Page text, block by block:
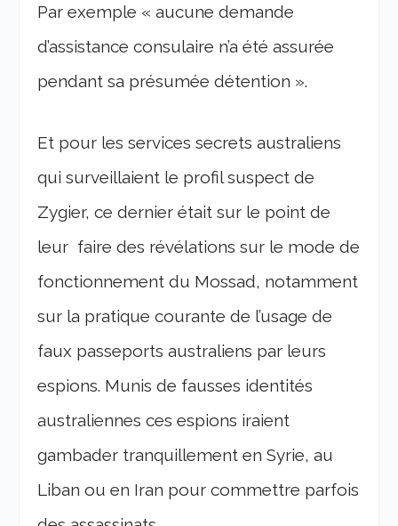
Par exemple « aucune demande
d’assistance consulaire n’a été assurée
pendant sa présumée détention ».
Et pour les services secrets australiens
qui surveillaient le profil suspect de
Zygier, ce dernier était sur le point de
leur faire des révélations sur le mode de
fonctionnement du Mossad, notamment
sur la pratique courante de l’usage de
faux passeports australiens par leurs
espions. Munis de fausses identités
australiennes ces espions iraient
gambader tranquillement en Syrie, au
Liban ou en Iran pour commettre parfois